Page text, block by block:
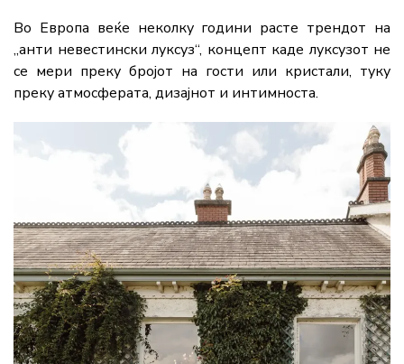
Во Европа веќе неколку години расте трендот на
„анти невестински луксуз“, концепт каде луксузот не
се мери преку бројот на гости или кристали, туку
преку атмосферата, дизајнот и интимноста.